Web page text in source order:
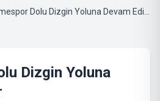
Dizgin Yoluna